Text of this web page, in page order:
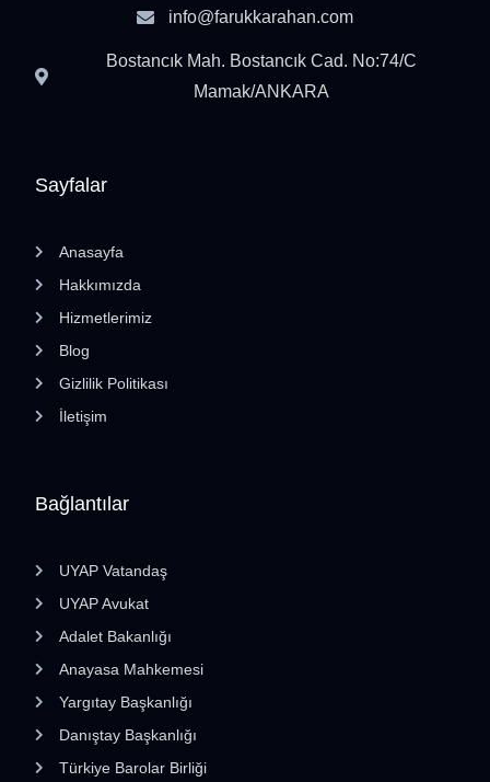
Bağlantılar
UYAP Vatandaş
UYAP Avukat
Adalet Bakanlığı
Anayasa Mahkemesi
Yargıtay Başkanlığı
Danıştay Başkanlığı
Türkiye Barolar Birliği
Sayfalar
Anasayfa
Hakkımızda
Hizmetlerimiz
Blog
Gizlilik Politikası
İletişim
info@farukkarahan.com
Bostancık Mah. Bostancık Cad. No:74/C
Mamak/ANKARA